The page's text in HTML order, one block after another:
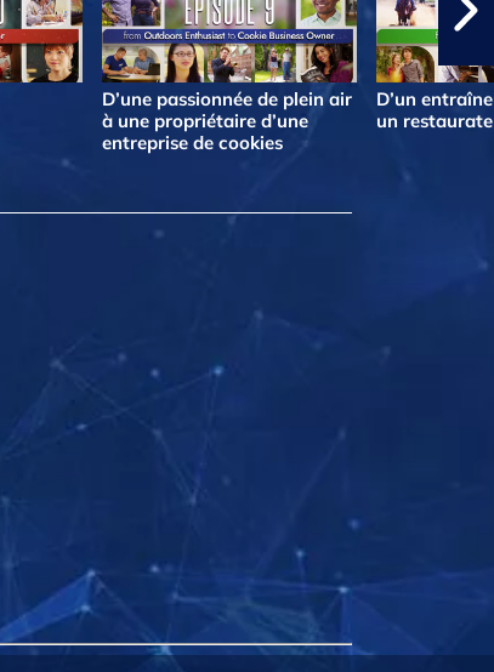
D’une passionnée de plein air
à une propriétaire d’une
entreprise de cookies
D’un
un